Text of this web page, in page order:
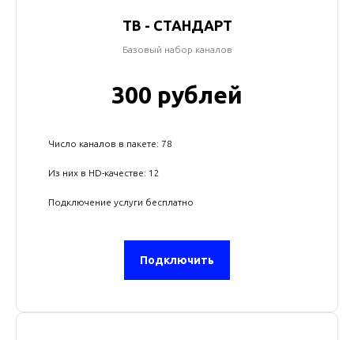
ТВ - СТАНДАРТ
Базовый набор каналов
300 рублей
Число каналов в пакете: 78
Из них в HD-качестве: 12
Подключение услуги бесплатно
Подключить